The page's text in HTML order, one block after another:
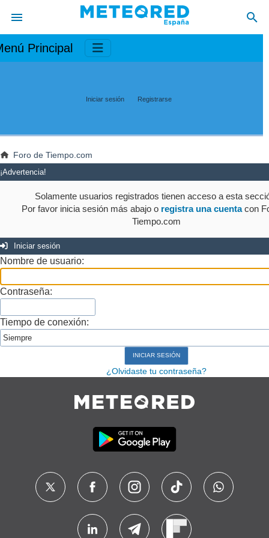
Principal
Iniciar sesión Registrarse
Foro de Tiempo.com
¡Advertencia!
Solamente usuarios registrados tienen acceso a esta
Por favor inicia sesión más abajo o registra una cuentacon
Tiempo.com
Iniciar sesión
Nombre de usuario:
Contraseña:
Tiempo de conexión:
¿Olvidaste tu contraseña?